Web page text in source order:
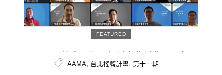
FEATURED
AAMA第十一期 – 新創企業創業項目多
元，從Web3.0到能源科技導師群涵蓋龍
AAMA, 台北搖籃計畫, 第十一期